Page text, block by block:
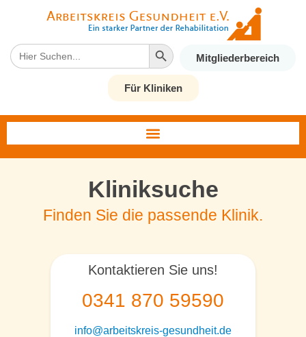
Search
for:
Search Button
Mitgliederbereich
Für Kliniken
Kliniksuche
Finden Sie die passende Klinik.
Kontaktieren Sie uns!
0341 870 59590
info@arbeitskreis-gesundheit.de